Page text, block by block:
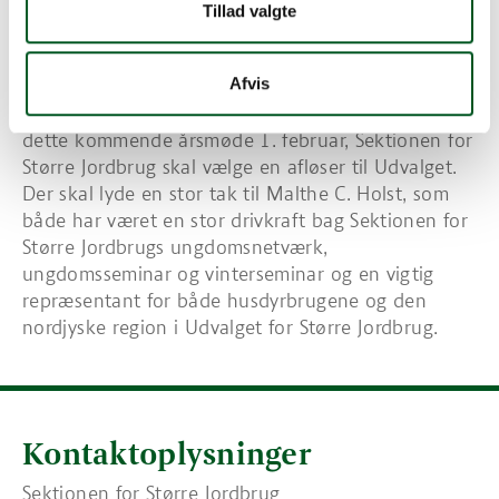
Tillad valgte
Afvis
daværende Tolvmandssektionen i 2013 og blev ved
ind i Udvalget for Større Jordbrug.
I 2019 blev Malthe C. Holst genvalgt for en to-årig
periode frem til årsmødet 2021, og det er altså ved
dette kommende årsmøde 1. februar, Sektionen for
Større Jordbrug skal vælge en afløser til Udvalget.
Der skal lyde en stor tak til Malthe C. Holst, som
både har været en stor drivkraft bag Sektionen for
Større Jordbrugs ungdomsnetværk,
ungdomsseminar og vinterseminar og en vigtig
repræsentant for både husdyrbrugene og den
nordjyske region i Udvalget for Større Jordbrug.
Kontaktoplysninger
Sektionen for Større Jordbrug